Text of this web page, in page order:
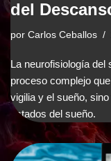
del
por Carlos Ceballos
La neurofisiología
proceso complejo
vigilia y el sueño,
estados del sueño.